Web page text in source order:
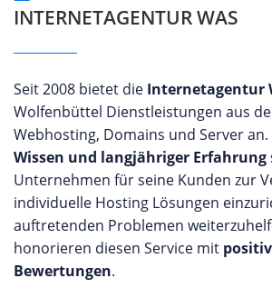
INTERNETAGENTUR WAS
Seit 2008 bietet die Internetagentur
Wolfenbüttel Dienstleistungen aus
Webhosting, Domains und Server
Wissen und langjähriger Erfahrung
Unternehmen für seine Kunden zur
individuelle Hosting Lösungen
auftretenden Problemen
honorieren diesen Service mit
Bewertungen.